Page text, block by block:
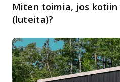
Miten toimia, jos
(luteita)?